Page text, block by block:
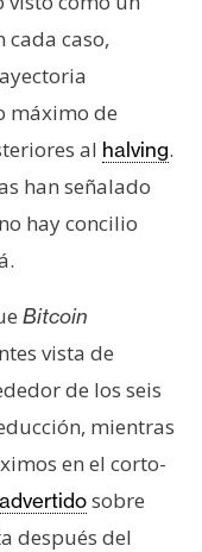
cada caso,
máximo de
al halving.
han señalado
hay concilio
Bitcoin
vista de
de los seis
mientras
en el corto-
advertidosobre
después del